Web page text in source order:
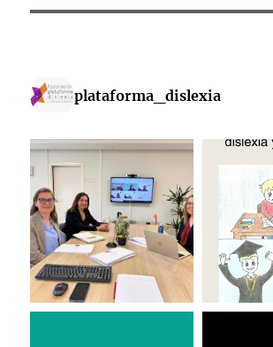
plataforma_dislexia